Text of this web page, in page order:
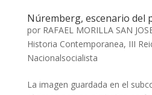
Núremberg, escenario del
por RAFAEL MORILLA SAN
Historia Contemporanea, III
Nacionalsocialista
La imagen guardada en el